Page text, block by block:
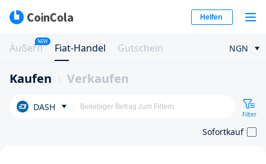
Helfen
Äußern
NEW
Fiat-Handel Gutschein NGN
Kaufen Verkaufen
DASH
Filter
Sofortkauf